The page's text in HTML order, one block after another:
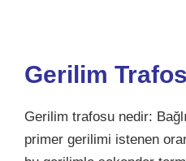
Gerilim
Gerilim trafosu nedir:
primer gerilimi istenen